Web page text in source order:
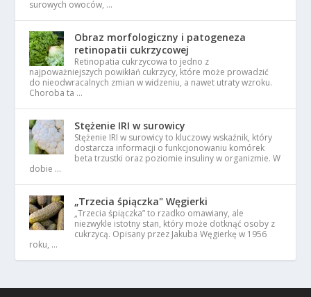
surowych owoców, …
Obraz morfologiczny i patogeneza
retinopatii cukrzycowej
Retinopatia cukrzycowa to jedno z
najpoważniejszych powikłań cukrzycy, które może prowadzić
do nieodwracalnych zmian w widzeniu, a nawet utraty wzroku.
Choroba ta …
Stężenie IRI w surowicy
Stężenie IRI w surowicy to kluczowy wskaźnik, który
dostarcza informacji o funkcjonowaniu komórek
beta trzustki oraz poziomie insuliny w organizmie. W
dobie …
„Trzecia śpiączka" Węgierki
„Trzecia śpiączka” to rzadko omawiany, ale
niezwykle istotny stan, który może dotknąć osoby z
cukrzycą. Opisany przez Jakuba Węgierkę w 1956
roku, …